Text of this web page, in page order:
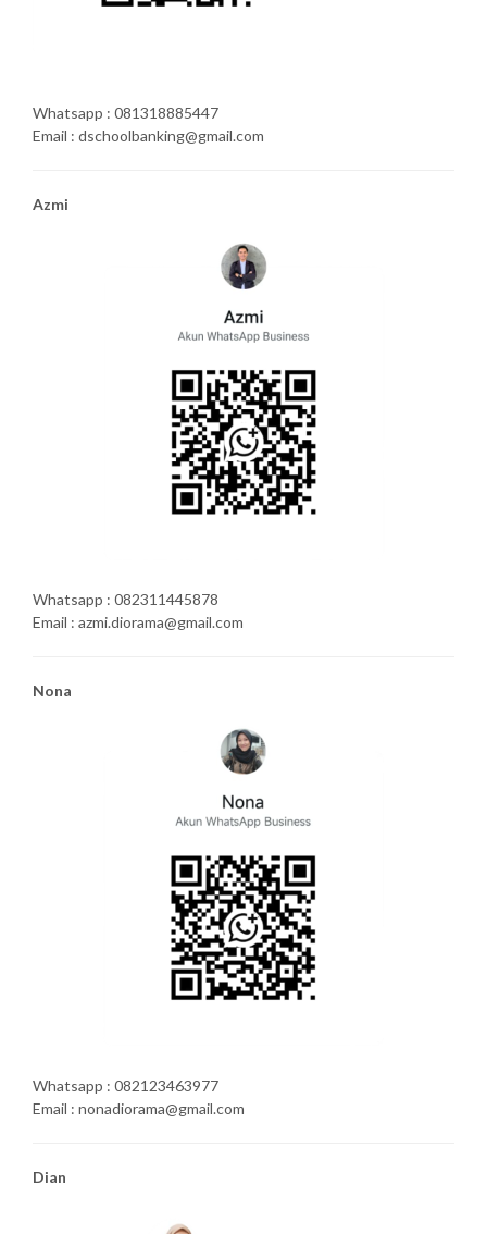
Whatsapp : 081318885447
Email : dschoolbanking@gmail.com
Azmi
Whatsapp : 082311445878
Email : azmi.diorama@gmail.com
Nona
Whatsapp : 082123463977
Email : nonadiorama@gmail.com
Dian